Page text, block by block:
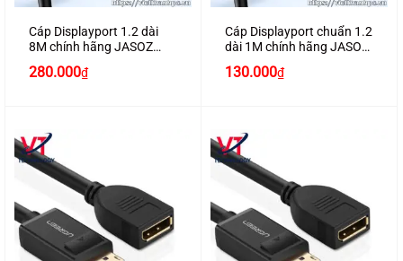
Cáp Displayport 1.2 dài
8M chính hãng JASOZ
A195 hỗ trợ 4K2K
280.000₫
Cáp Displayport chuẩn 1.2
dài 1M chính hãng JASOZ
A190 hỗ trợ 4K2K
130.000₫